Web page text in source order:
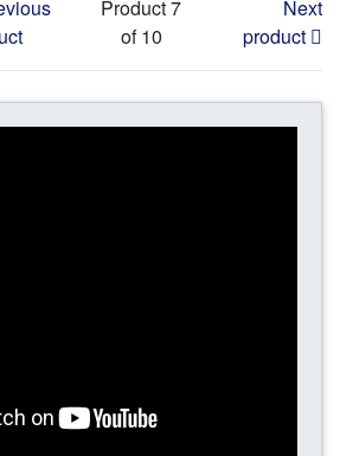
Product 7
of 10
Next
product